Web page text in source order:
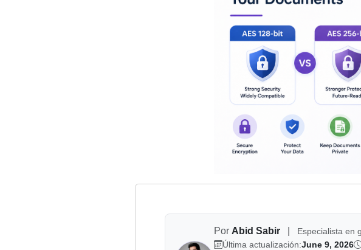
Por Abid Sabir
Especialista en
Última actualización:June 9, 2026